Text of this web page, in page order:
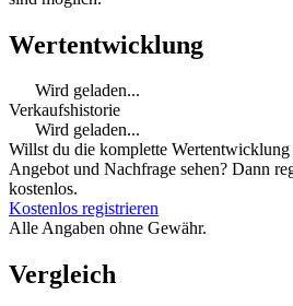
Wertentwicklung
Wird geladen...
Verkaufshistorie
Wird geladen...
Willst du die komplette
Angebot und Nachfrage sehen? Dann
kostenlos.
Kostenlos registrieren
Alle Angaben ohne Gewähr.
Vergleich